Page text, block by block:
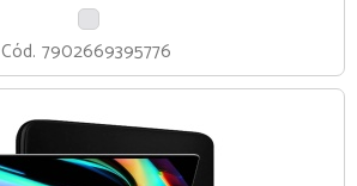
Cód. 7902669395776